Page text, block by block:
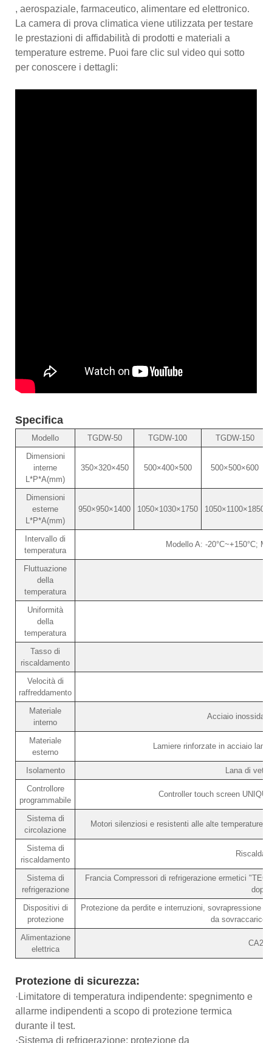
, aerospaziale, farmaceutico, alimentare ed elettronico.
La camera di prova climatica viene utilizzata per testare
le prestazioni di affidabilità di prodotti e materiali a
temperature estreme. Puoi fare clic sul video qui sotto
per conoscere i dettagli:
Specifica
Modello TGDW-50 TGDW-100
TGDW-150
Dimensioni
interne
L*P*A(mm)
350×320×450 500×400×500 500×500×600
Dimensioni
esterne
L*P*A(mm)
950×950×1400 1050×1030×1750 1050×1100×1850
Intervallo di
temperatura
Modello A: -20°C~+150°C;
Fluttuazione
della
temperatura
Uniformità
della
temperatura
Tasso di
riscaldamento
Velocità di
raffreddamento
Materiale
interno
Acciaio
Materiale
esterno
Lamiere rinforzate in acciaio
Isolamento
Lana di
Controllore
programmabile
Controller touch screen
Sistema di
circolazione
Motori silenziosi e resistenti alle alte temperature,
Sistema di
riscaldamento
Sistema di
refrigerazione
Francia Compressori di refrigerazione ermetici
Dispositivi di
protezione
Protezione da perdite e interruzioni, sovrapressione
da sovraccarico
Alimentazione
elettrica
Protezione di sicurezza:
·Limitatore di temperatura indipendente: spegnimento e
allarme indipendenti a scopo di protezione termica
durante il test.
·Sistema di refrigerazione: protezione da